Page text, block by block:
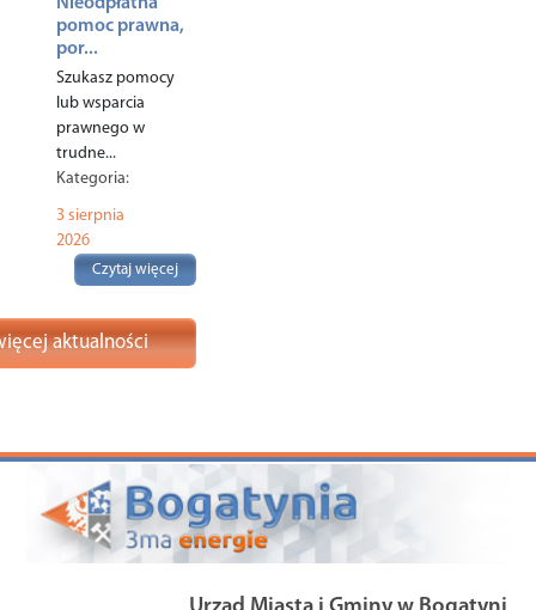
pomoc prawna,
por...
Szukasz pomocy
lub wsparcia
prawnego w
trudne...
Kategoria:
Komunikaty
Polecane
3 sierpnia
2026
Czytaj więcej
aktualności